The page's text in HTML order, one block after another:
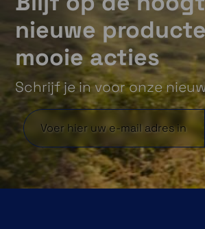
nieuwe
mooie acties
Schrijf je in voor onze